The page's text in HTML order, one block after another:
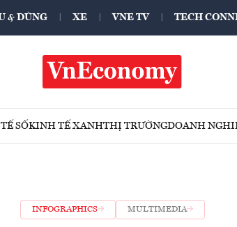
& DÙNG XE VNE TV TECH
SỐKINH TẾ XANHTHỊ TRƯỜNGDOANH
INFOGRAPHICS MULTIMEDIA